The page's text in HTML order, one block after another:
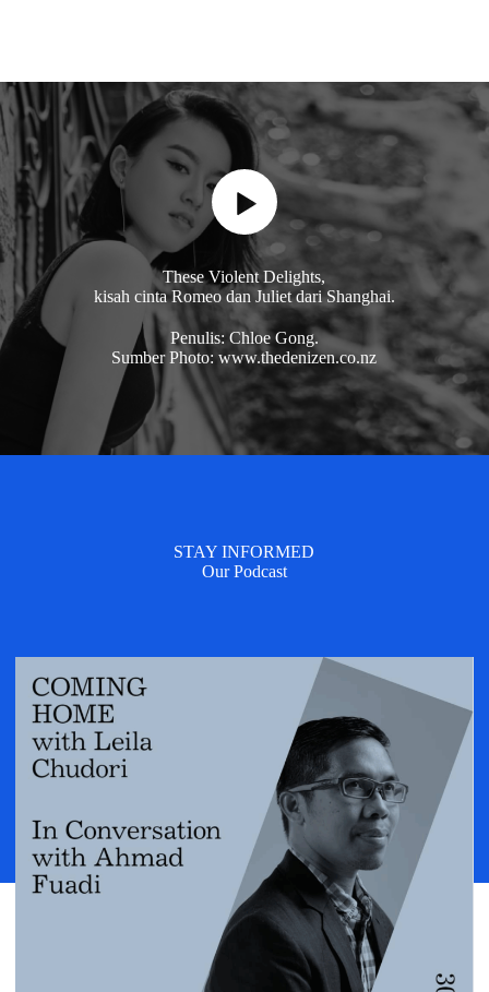
These Violent Delights,
kisah cinta Romeo dan Juliet dari Shanghai.
Penulis: Chloe Gong.
Sumber Photo: www.thedenizen.co.nz
STAY INFORMED
Our Podcast